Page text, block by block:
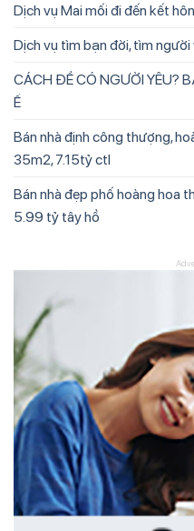
Dịch vụ Mai mối đi đến kết
Dịch vụ tìm bạn đời, tìm người
CÁCH ĐỂ CÓ NGƯỜI YÊU?
Ế
Bán nhà định công thượng,
35m2, 7.15tỷ ctl
Bán nhà đẹp phố hoàng hoa
5.99 tỷ tây hồ